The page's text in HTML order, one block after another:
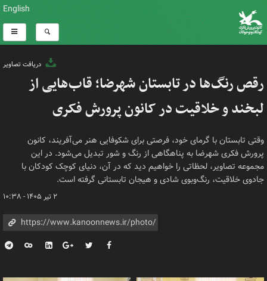
English
دریافت تصاویر
رقص رنگ‌ها در تابستان شهرضا؛ قاب‌هایی از
لبخند و خلاقیت در کانون پرورش فکری
وقتی تابستان با گرمای خود، فرصتی برای شکوفایی هنر می‌آفریند، کانون
پرورش فکری شهرضا به پناهگاهی از رنگ و شور تبدیل می‌شود. در این
مجموعه تصاویر، لحظاتی را خواهیم دید که در آن، دنیای کوچک کودکان با
جادوی خلاقیت، رنگ‌وبوی شادی و هیجان تابستانی گرفته است.
۲ تیر ۱۴۰۵ - ۱۰:۳۸